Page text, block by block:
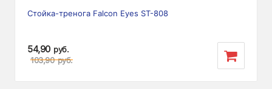
Стойка-тренога Falcon Eyes ST-808
54,90 руб.
103,90 руб.